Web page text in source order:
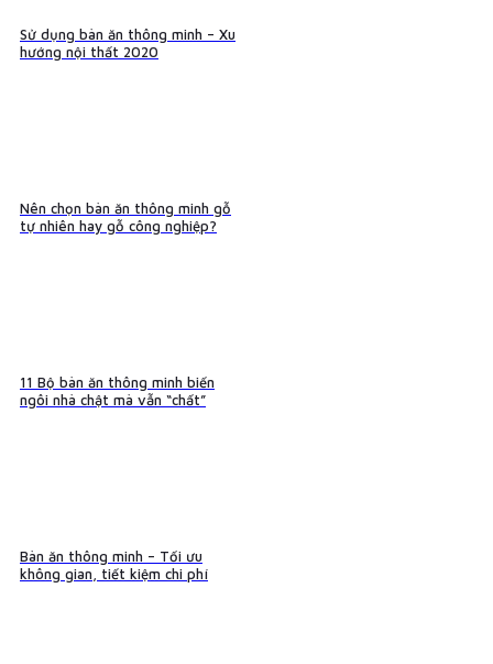
Sử dụng bàn ăn thông minh – Xu
hướng nội thất 2020
Nên chọn bàn ăn thông minh gỗ
tự nhiên hay gỗ công nghiệp?
11 Bộ bàn ăn thông minh biến
ngôi nhà chật mà vẫn “chất”
Bàn ăn thông minh – Tối ưu
không gian, tiết kiệm chi phí